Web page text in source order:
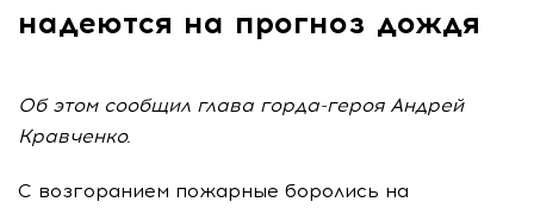
надеются на прогноз дождя
Об этом сообщил глава горда-героя Андрей
Кравченко.
С возгоранием пожарные боролись на